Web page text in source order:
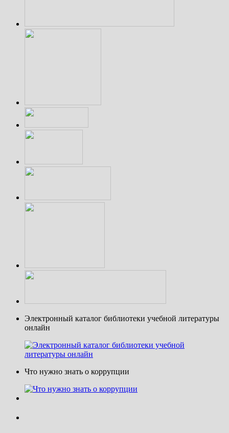
Электронный каталог библиотеки учебной литературы
онлайн
Что нужно знать о коррупции